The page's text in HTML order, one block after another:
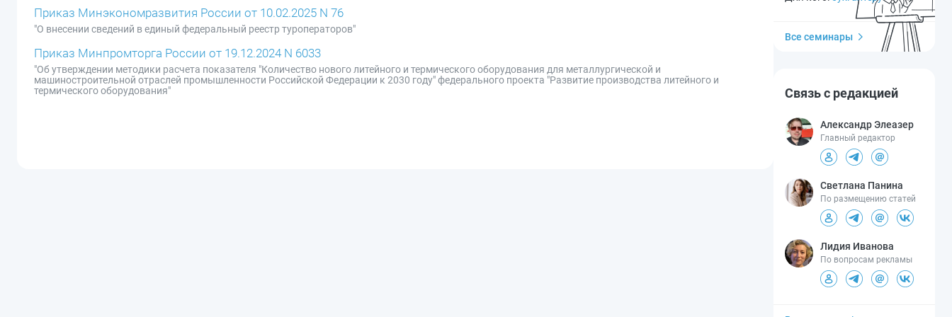
Приказ Минэкономразвития России от 10.02.2025 N 76
"О внесении сведений в единый федеральный реестр туроператоров"
Приказ Минпромторга России от 19.12.2024 N 6033
"Об утверждении методики расчета показателя "Количество нового литейного и термического оборудования для металлургической и
машиностроительной отраслей промышленности Российской Федерации к 2030 году" федерального проекта "Развитие производства литейного и
термического оборудования"
Все семинары
Связь с редакцией
Александр Элеазер
Главный редактор
Светлана Панина
По размещению статей
Лидия Иванова
По вопросам рекламы